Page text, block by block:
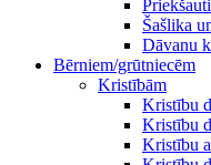
Šašlika
Dāvanu
Bērniem/grūtniecēm
Kristībām
Kristību
Kristību
Kristību